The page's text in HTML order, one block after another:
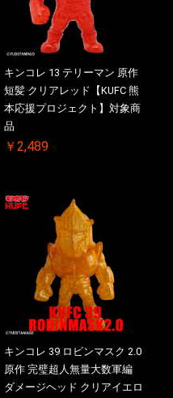
キンコレ 13 テリーマン 原作
短髪 クリアレッド【KUFC 熊
本応援プロジェクト】対象商
品
￥2,489
キンコレ 39 ロビンマスク 2.0
原作 完璧超人無量大数軍編
ダメージヘッド クリアイエロ